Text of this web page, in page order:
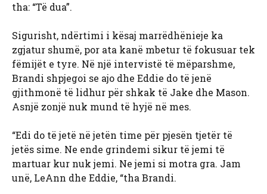
tha: “Të dua”.
Sigurisht, ndërtimi i kësaj marrëdhënieje ka
zgjatur shumë, por ata kanë mbetur të fokusuar tek
fëmijët e tyre. Në një intervistë të mëparshme,
Brandi shpjegoi se ajo dhe Eddie do të jenë
gjithmonë të lidhur për shkak të Jake dhe Mason.
Asnjë zonjë nuk mund të hyjë në mes.
“Edi do të jetë në jetën time për pjesën tjetër të
jetës sime. Ne ende grindemi sikur të jemi të
martuar kur nuk jemi. Ne jemi si motra gra. Jam
unë, LeAnn dhe Eddie, “tha Brandi.